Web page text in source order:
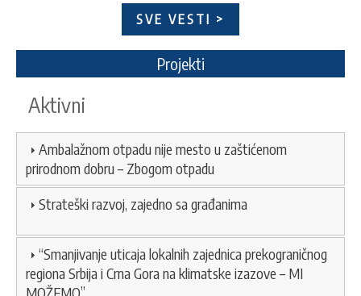
SVE VESTI >
Projekti
Aktivni
Ambalažnom otpadu nije mesto u zaštićenom
prirodnom dobru – Zbogom otpadu
Strateški razvoj, zajedno sa građanima
“Smanjivanje uticaja lokalnih zajednica prekograničnog
regiona Srbija i Crna Gora na klimatske izazove – MI